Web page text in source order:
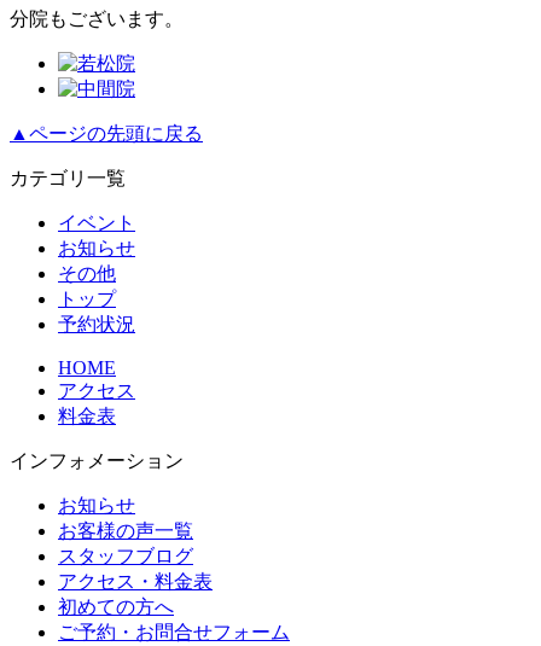
分院もございます。
▲ページの先頭に戻る
カテゴリ一覧
イベント
お知らせ
その他
トップ
予約状況
HOME
アクセス
料金表
インフォメーション
お知らせ
お客様の声一覧
スタッフブログ
アクセス・料金表
初めての方へ
ご予約・お問合せフォーム